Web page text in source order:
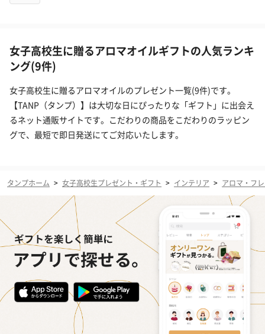
女子高校生に贈るアロマオイルギフトの人気ランキ
ング(9件)
女子高校生に贈るアロマオイルのプレゼント一覧(9件)です。
【TANP（タンプ）】は大切な日にぴったりな「ギフト」に出会え
るネット通販サイトです。こだわりの商品をこだわりのラッピン
グで、最短で即日発送にてご対応いたします。
タンプホーム > 女子高校生プレゼント・ギフト > インテリア > アロマ・フ